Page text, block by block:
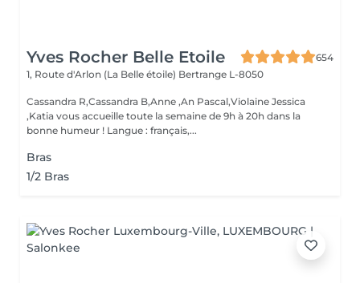
Yves Rocher Belle Etoile
654
1, Route d'Arlon (La Belle étoile) Bertrange L-8050
Cassandra R,Cassandra B,Anne ,An Pascal,Violaine Jessica
,Katia vous accueille toute la semaine de 9h à 20h dans la
bonne humeur ! Langue : français,...
Bras
1/2 Bras